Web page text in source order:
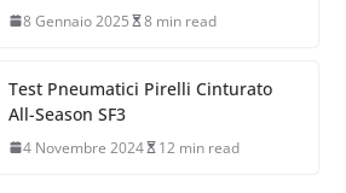
8 Gennaio 2025 8 min read
Test Pneumatici Pirelli Cinturato
All-Season SF3
4 Novembre 2024 12 min read